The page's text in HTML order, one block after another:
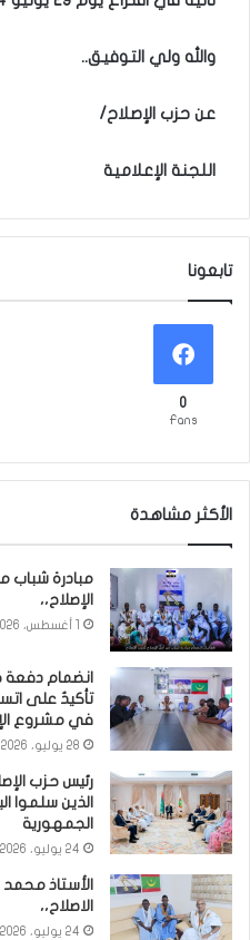
والله ولي التوفيق..
عن حزب الإصلاح/
اللجنة الإعلامية
تابعونا
0
Fans
الأكثر مشاهدة
مبادرة شباب
الإصلاح،،
انضمام دفعة
تأكيدٌ على
في مشروع
28 يوليو، 2026
رئيس حزب
الذين سلموا
الجمهورية
24 يوليو، 2026
الأستاذ
الاصلاح،،
24 يوليو، 2026